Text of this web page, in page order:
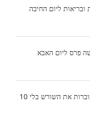
הגמישות של מברשות שטוחות עוברות את השורש בלי 10